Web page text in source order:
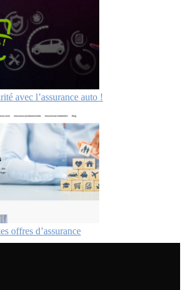
avec l’assurance auto !
offres d’assurance